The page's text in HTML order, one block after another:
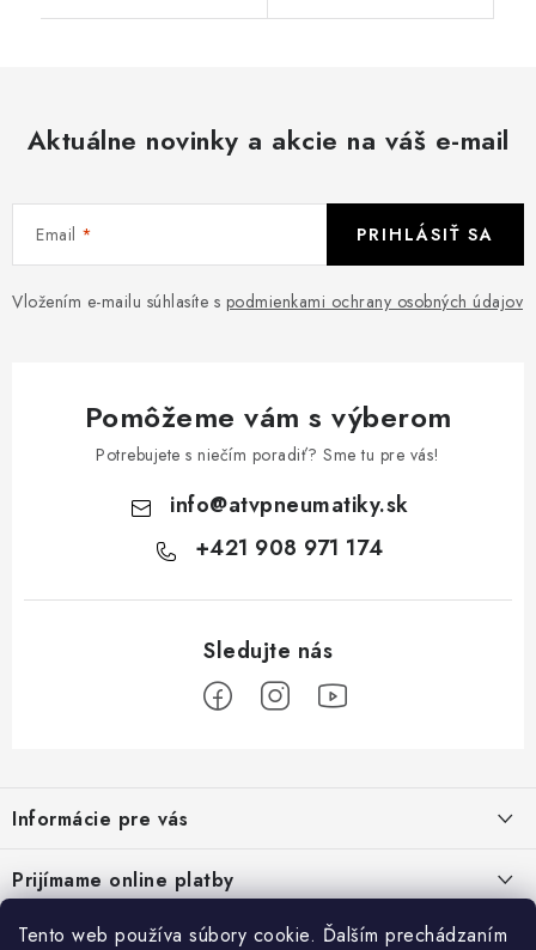
Tento web používa súbory cookie. Ďalším prechádzaním
Aktuálne novinky a akcie na váš e-mail
Email
Vložením e-mailu súhlasíte s podmienkami ochrany osobných údajov
PRIHLÁSIŤ SA
Pomôžeme vám s výberom
Potrebujete s niečím poradiť? Sme tu pre vás!
info@atvpneumatiky.sk
+421 908 971 174
p
ä
t
Informácie pre vás
Prijímame online platby
Prihlásenie